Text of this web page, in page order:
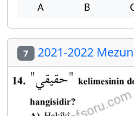
A B
7 2021-2022